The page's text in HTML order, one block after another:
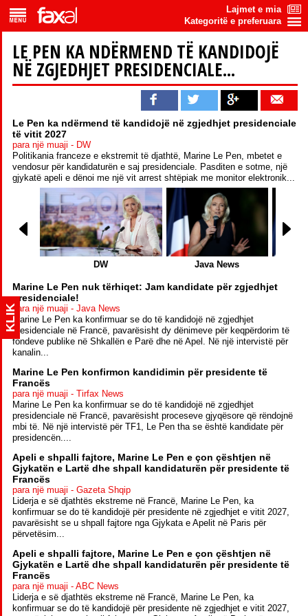
Lajmet e mia
Kategoritë e preferuara
LE PEN KA NDËRMEND TË KANDIDOJË
NË ZGJEDHJET PRESIDENCIALE...
Le Pen ka ndërmend të kandidojë në zgjedhjet presidenciale
të vitit 2027
para një muaji - DW
Politikania franceze e ekstremit të djathtë, Marine Le Pen, mbetet e
vendosur për kandidaturën e saj presidenciale. Pasditen e sotme, një
gjykatë apeli e dënoi me një vit arrest shtëpiak me monitor elektronik...
DW Java News
Marine Le Pen nuk tërhiqet: Jam kandidate për zgjedhjet
presidenciale!
para një muaji - Java News
Marine Le Pen ka konfirmuar se do të kandidojë në zgjedhjet
presidenciale në Francë, pavarësisht dy dënimeve për keqpërdorim të
fondeve publike në Shkallën e Parë dhe në Apel. Në një intervistë për
kanalin...
Marine Le Pen konfirmon kandidimin për presidente të
Francës
para një muaji - Tirfax News
Marine Le Pen ka konfirmuar se do të kandidojë në zgjedhjet
presidenciale në Francë, pavarësisht proceseve gjyqësore që rëndojnë
mbi të. Në një intervistë për TF1, Le Pen tha se është kandidate për
presidencën....
Apeli e shpalli fajtore, Marine Le Pen e çon çështjen në
Gjykatën e Lartë dhe shpall kandidaturën për presidente të
Francës
para një muaji - Gazeta Shqip
Liderja e së djathtës ekstreme në Francë, Marine Le Pen, ka
konfirmuar se do të kandidojë për presidente në zgjedhjet e vitit 2027,
pavarësisht se u shpall fajtore nga Gjykata e Apelit në Paris për
përvetësim...
Apeli e shpalli fajtore, Marine Le Pen e çon çështjen në
Gjykatën e Lartë dhe shpall kandidaturën për presidente të
Francës
para një muaji - ABC News
Liderja e së djathtës ekstreme në Francë, Marine Le Pen, ka
konfirmuar se do të kandidojë për presidente në zgjedhjet e vitit 2027,
KLIK